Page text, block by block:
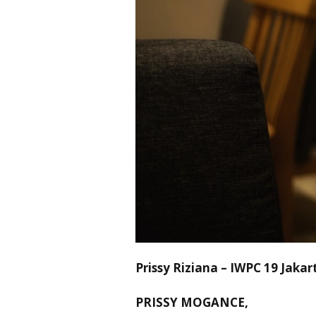
Prissy Riziana – IWPC 19
PRISSY MOGANCE,